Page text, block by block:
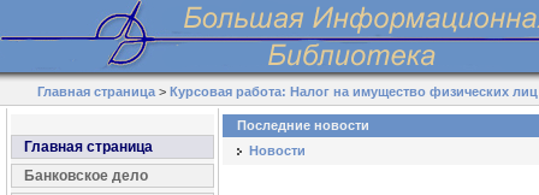
Главная страница >Курсовая работа: Налог на имущество физических лиц
Главная страница
Банковское дело
Последние новости
Новости